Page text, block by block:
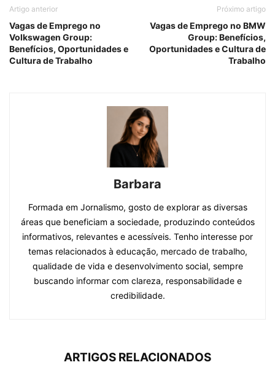
Artigo anterior
Vagas de Emprego no
Volkswagen Group:
Benefícios, Oportunidades e
Cultura de Trabalho
Próximo artigo
Vagas de Emprego no BMW
Group: Benefícios,
Oportunidades e Cultura de
Trabalho
Barbara
Formada em Jornalismo, gosto de explorar as diversas
áreas que beneficiam a sociedade, produzindo conteúdos
informativos, relevantes e acessíveis. Tenho interesse por
temas relacionados à educação, mercado de trabalho,
qualidade de vida e desenvolvimento social, sempre
buscando informar com clareza, responsabilidade e
credibilidade.
ARTIGOS RELACIONADOS